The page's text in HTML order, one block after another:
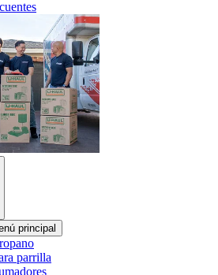
principal
parrilla